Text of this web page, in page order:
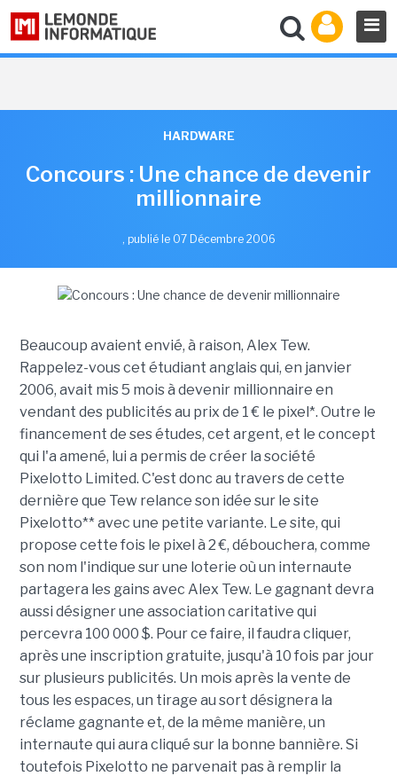
HARDWARE
Concours : Une chance de devenir
millionnaire
, publié le 07 Décembre 2006
Beaucoup avaient envié, à raison, Alex Tew.
Rappelez-vous cet étudiant anglais qui, en janvier
2006, avait mis 5 mois à devenir millionnaire en
vendant des publicités au prix de 1 € le pixel*. Outre le
financement de ses études, cet argent, et le concept
qui l'a amené, lui a permis de créer la société
Pixelotto Limited. C'est donc au travers de cette
dernière que Tew relance son idée sur le site
Pixelotto** avec une petite variante. Le site, qui
propose cette fois le pixel à 2 €, débouchera, comme
son nom l'indique sur une loterie où un internaute
partagera les gains avec Alex Tew. Le gagnant devra
aussi désigner une association caritative qui
percevra 100 000 $. Pour ce faire, il faudra cliquer,
après une inscription gratuite, jusqu'à 10 fois par jour
sur plusieurs publicités. Un mois après la vente de
tous les espaces, un tirage au sort désignera la
réclame gagnante et, de la même manière, un
internaute qui aura cliqué sur la bonne bannière. Si
toutefois Pixelotto ne parvenait pas à remplir la